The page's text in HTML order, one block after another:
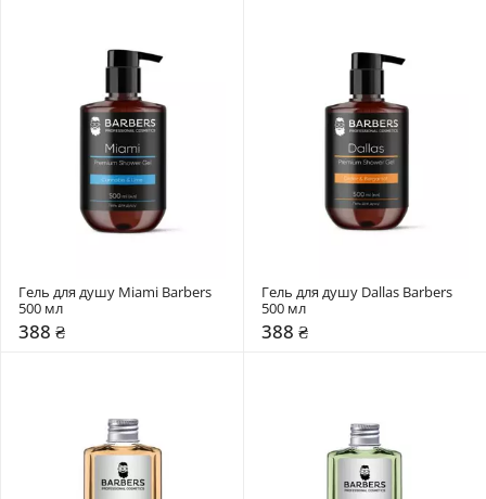
Гель для душу Miami Barbers
500 мл
388 ₴
Гель для душу Dallas Barbers
500 мл
388 ₴